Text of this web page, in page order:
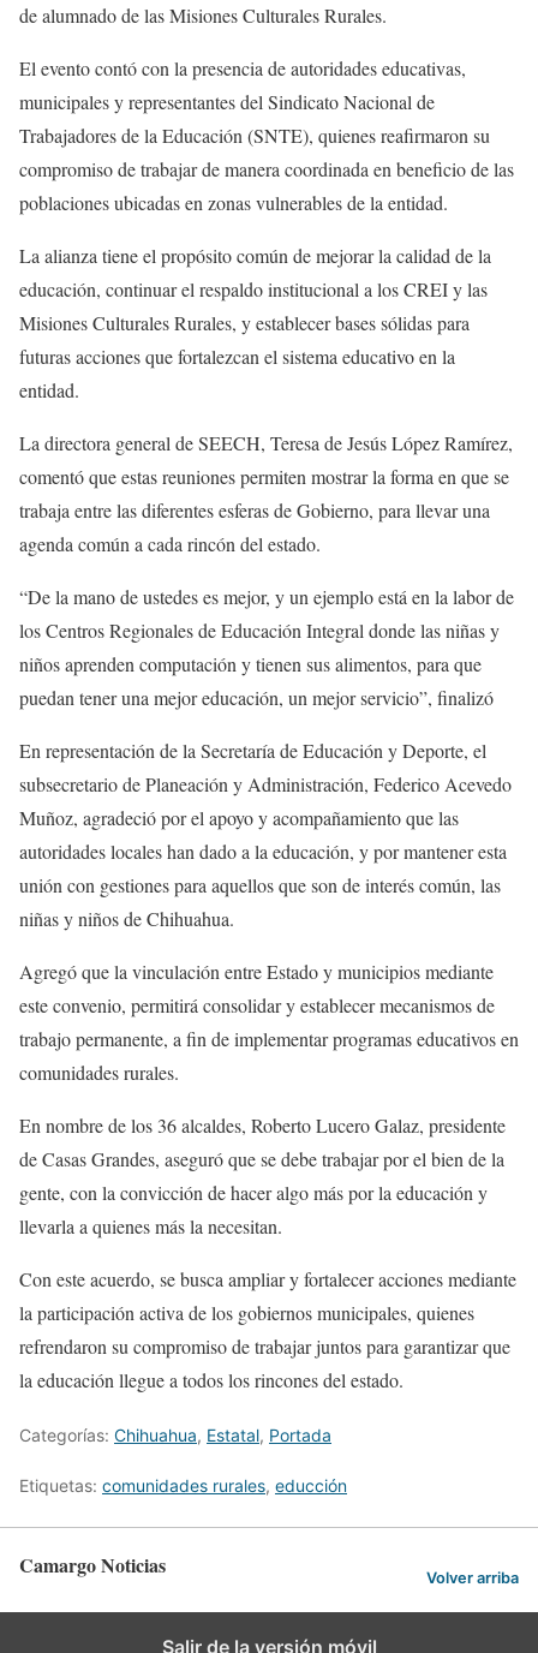
de alumnado de las Misiones Culturales Rurales.
El evento contó con la presencia de autoridades educativas,
municipales y representantes del Sindicato Nacional de
Trabajadores de la Educación (SNTE), quienes reafirmaron su
compromiso de trabajar de manera coordinada en beneficio de las
poblaciones ubicadas en zonas vulnerables de la entidad.
La alianza tiene el propósito común de mejorar la calidad de la
educación, continuar el respaldo institucional a los CREI y las
Misiones Culturales Rurales, y establecer bases sólidas para
futuras acciones que fortalezcan el sistema educativo en la
entidad.
La directora general de SEECH, Teresa de Jesús López Ramírez,
comentó que estas reuniones permiten mostrar la forma en que se
trabaja entre las diferentes esferas de Gobierno, para llevar una
agenda común a cada rincón del estado.
“De la mano de ustedes es mejor, y un ejemplo está en la labor de
los Centros Regionales de Educación Integral donde las niñas y
niños aprenden computación y tienen sus alimentos, para que
puedan tener una mejor educación, un mejor servicio”, finalizó
En representación de la Secretaría de Educación y Deporte, el
subsecretario de Planeación y Administración, Federico Acevedo
Muñoz, agradeció por el apoyo y acompañamiento que las
autoridades locales han dado a la educación, y por mantener esta
unión con gestiones para aquellos que son de interés común, las
niñas y niños de Chihuahua.
Agregó que la vinculación entre Estado y municipios mediante
este convenio, permitirá consolidar y establecer mecanismos de
trabajo permanente, a fin de implementar programas educativos en
comunidades rurales.
En nombre de los 36 alcaldes, Roberto Lucero Galaz, presidente
de Casas Grandes, aseguró que se debe trabajar por el bien de la
gente, con la convicción de hacer algo más por la educación y
llevarla a quienes más la necesitan.
Con este acuerdo, se busca ampliar y fortalecer acciones mediante
la participación activa de los gobiernos municipales, quienes
refrendaron su compromiso de trabajar juntos para garantizar que
la educación llegue a todos los rincones del estado.
Categorías: Chihuahua, Estatal, Portada
Etiquetas: comunidades rurales, educción
Camargo Noticias Volver arriba
Salir de la versión móvil